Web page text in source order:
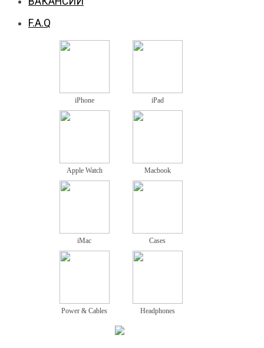
F.A.Q
iPhone iPad
Apple Watch Macbook
iMac Cases
Power & Cables Headphones